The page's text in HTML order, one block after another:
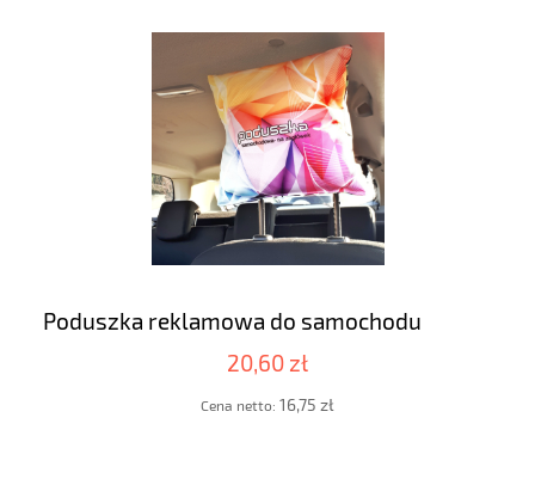
Poduszka reklamowa do samochodu
20,60 zł
Cena netto: 16,75 zł